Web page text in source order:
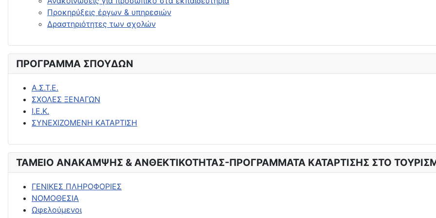
Προκηρύξεις έργων & υπηρεσιών
Δραστηριότητες των σχολών
ΠΡΟΓΡΑΜΜΑ ΣΠΟΥΔΩΝ
Α.Σ.Τ.Ε.
ΣΧΟΛΕΣ ΞΕΝΑΓΩΝ
Ι.Ε.Κ.
ΣΥΝΕΧΙΖΟΜΕΝΗ ΚΑΤΑΡΤΙΣΗ
ΤΑΜΕΙΟ ΑΝΑΚΑΜΨΗΣ & ΑΝΘΕΚΤΙΚΟΤΗΤΑΣ-ΠΡΟΓΡΑΜΜΑΤΑ ΚΑΤΑΡΤΙΣΗΣ ΣΤΟ
ΓΕΝΙΚΕΣ ΠΛΗΡΟΦΟΡΙΕΣ
ΝΟΜΟΘΕΣΙΑ
Ωφελούμενοι